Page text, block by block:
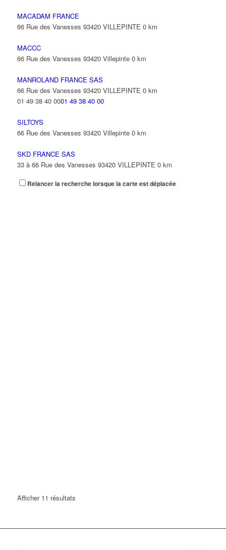
MACADAM FRANCE
66 Rue des Vanesses 93420 VILLEPINTE 0 km
MACCC
66 Rue des Vanesses 93420 Villepinte 0 km
MANROLAND FRANCE SAS
66 Rue des Vanesses 93420 VILLEPINTE 0 km
01 49 38 40 0001 49 38 40 00
SILTOYS
66 Rue des Vanesses 93420 Villepinte 0 km
SKD FRANCE SAS
33 à 66 Rue des Vanesses 93420 VILLEPINTE 0 km
TRAFILOG
Relancer la recherche lorsque la carte est déplacée
Afficher 11 résultats